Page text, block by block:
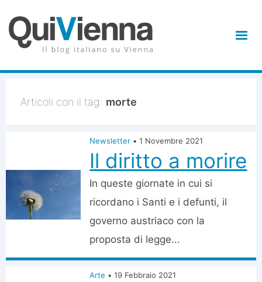
Articoli con il tag: morte
Newsletter • 1 Novembre 2021
Il diritto a morire
In queste giornate in cui si
ricordano i Santi e i defunti, il
governo austriaco con la
proposta di legge...
Arte • 19 Febbraio 2021